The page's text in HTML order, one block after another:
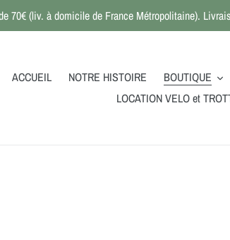
70€ (liv. à domicile de France Métropolitaine).
ACCUEIL NOTRE HISTOIRE BOUTIQUE
LOCATION VELO et